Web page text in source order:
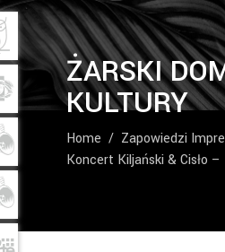
ŻARSKI
KULTURY
Home / Zapowiedzi
Koncert Kiljański & Cisło